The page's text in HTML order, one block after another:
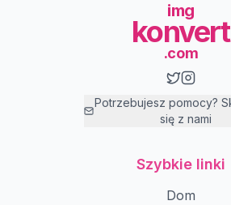
img
konvert
.com
Potrzebujesz pomocy?
się z nami
Szybkie linki
Dom